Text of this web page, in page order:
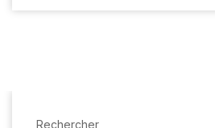
Rechercher